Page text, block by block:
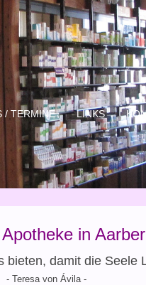
/ TERMINE LINKS
in
bieten, damit die Seele
- Teresa von Ávila -